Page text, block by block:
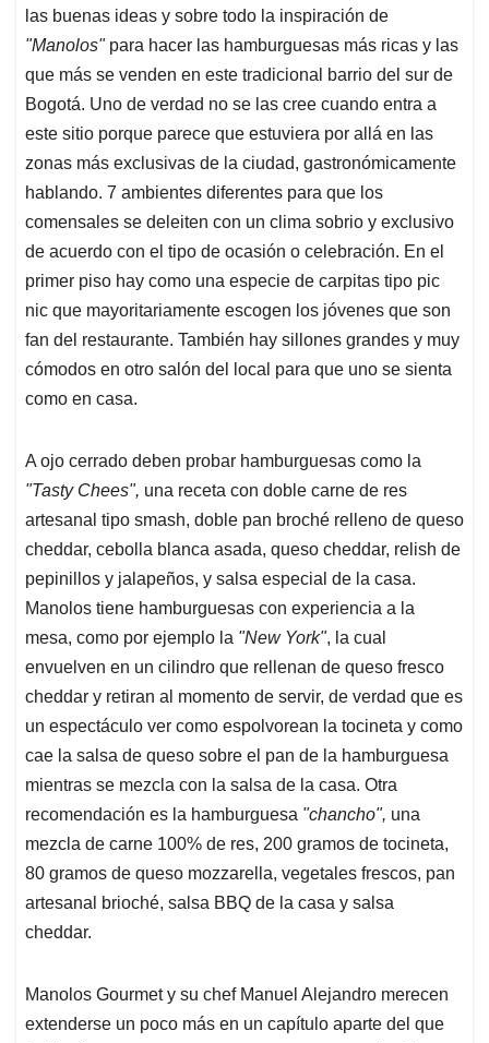
las buenas ideas y sobre todo la inspiración de
"Manolos" para hacer las hamburguesas más ricas y las
que más se venden en este tradicional barrio del sur de
Bogotá. Uno de verdad no se las cree cuando entra a
este sitio porque parece que estuviera por allá en las
zonas más exclusivas de la ciudad, gastronómicamente
hablando. 7 ambientes diferentes para que los
comensales se deleiten con un clima sobrio y exclusivo
de acuerdo con el tipo de ocasión o celebración. En el
primer piso hay como una especie de carpitas tipo pic
nic que mayoritariamente escogen los jóvenes que son
fan del restaurante. También hay sillones grandes y muy
cómodos en otro salón del local para que uno se sienta
como en casa.
A ojo cerrado deben probar hamburguesas como la
"Tasty Chees", una receta con doble carne de res
artesanal tipo smash, doble pan broché relleno de queso
cheddar, cebolla blanca asada, queso cheddar, relish de
pepinillos y jalapeños, y salsa especial de la casa.
Manolos tiene hamburguesas con experiencia a la
mesa, como por ejemplo la "New York", la cual
envuelven en un cilindro que rellenan de queso fresco
cheddar y retiran al momento de servir, de verdad que es
un espectáculo ver como espolvorean la tocineta y como
cae la salsa de queso sobre el pan de la hamburguesa
mientras se mezcla con la salsa de la casa. Otra
recomendación es la hamburguesa "chancho", una
mezcla de carne 100% de res, 200 gramos de tocineta,
80 gramos de queso mozzarella, vegetales frescos, pan
artesanal brioché, salsa BBQ de la casa y salsa
cheddar.
Manolos Gourmet y su chef Manuel Alejandro merecen
extenderse un poco más en un capítulo aparte del que